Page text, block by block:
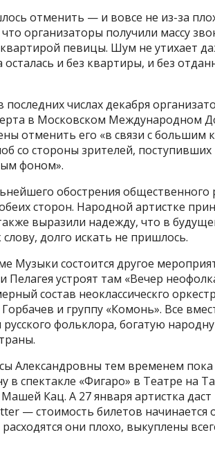
отменить — и вовсе не из-за
организаторы получили массу
певицы. Шум не утихает
и без квартиры, и без
числах декабря
в Московском Международном
отменить его «в связи с большим
со стороны зрителей, поступивших
фоном».
обострения общественного
сторон. Народной артистке
выразили надежду, что в
долго искать не пришлось.
Музыки состоится другое
устроят там «Вечер
состав неоклассическго
и группу «Комонь». Все
фольклора, богатую
Александровны тем временем
в спектакле «Фигаро» в Театре на
Кац. А 27 января артистка
— стоимость билетов начинается
они плохо, выкуплены